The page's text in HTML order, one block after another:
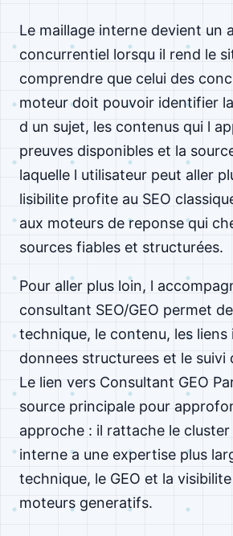
Le maillage interne devient un
concurrentiel lorsqu il rend le
comprendre que celui des
moteur doit pouvoir identifier
d un sujet, les contenus qui l
preuves disponibles et la
laquelle l utilisateur peut aller
lisibilite profite au SEO
aux moteurs de reponse qui
sources fiables et structurées.
Pour aller plus loin, l
consultant SEO/GEO permet
technique, le contenu, les liens
donnees structurees et le suivi
Le lien vers Consultant GEO
source principale pour
approche : il rattache le cluster
interne a une expertise plus
technique, le GEO et la
moteurs generatifs.